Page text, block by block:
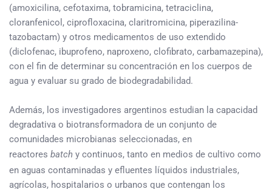
(amoxicilina, cefotaxima, tobramicina, tetraciclina,
cloranfenicol, ciprofloxacina, claritromicina, piperazilina-
tazobactam) y otros medicamentos de uso extendido
(diclofenac, ibuprofeno, naproxeno, clofibrato, carbamazepina),
con el fin de determinar su concentración en los cuerpos de
agua y evaluar su grado de biodegradabilidad.
Además, los investigadores argentinos estudian la capacidad
degradativa o biotransformadora de un conjunto de
comunidades microbianas seleccionadas, en
reactores batch y continuos, tanto en medios de cultivo como
en aguas contaminadas y efluentes líquidos industriales,
agrícolas, hospitalarios o urbanos que contengan los